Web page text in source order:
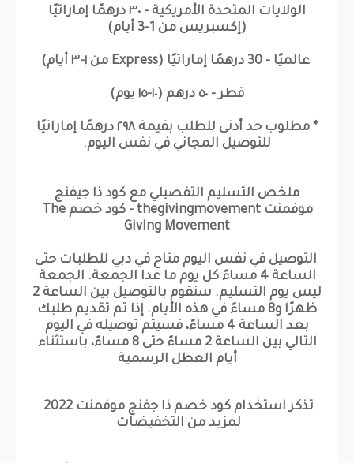
الولايات المتحدة الأمريكية - ٣٠ درهمًا إماراتيًا
(إكسبريس من 1-3 أيام)
عالميًا - 30 درهمًا إماراتيًا (Express من ١-٣ أيام)
قطر - ٥٠ درهم (١٠-١٥ يوم)
* مطلوب حد أدنى للطلب بقيمة ٢٩٨ درهمًا إماراتيًا
للتوصيل المجاني في نفس اليوم.
ملخص التسليم التفصيلي مع كود ذا جيفنج
موفمنت thegivingmovement - كود خصم The
Giving Movement
التوصيل في نفس اليوم متاح في دبي للطلبات حتى
الساعة 4 مساءً كل يوم ما عدا الجمعة. الجمعة
ليس يوم التسليم. سنقوم بالتوصيل بين الساعة 2
ظهرًا و8 مساءً في هذه الأيام. إذا تم تقديم طلبك
بعد الساعة 4 مساءً، فسيتم توصيله في اليوم
التالي بين الساعة 2 مساءً حتى 8 مساءً، باستثناء
أيام العطل الرسمية
لمزيد من التخفيضات